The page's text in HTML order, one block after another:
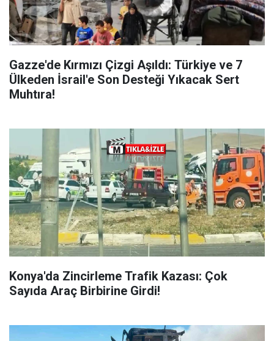
Gazze'de Kırmızı Çizgi Aşıldı: Türkiye ve 7
Ülkeden İsrail'e Son Desteği Yıkacak Sert
Muhtıra!
Konya'da Zincirleme Trafik Kazası: Çok
Sayıda Araç Birbirine Girdi!